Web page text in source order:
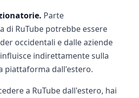
Parte
RuTube potrebbe essere
occidentali e dalle aziende
indirettamente sulla
piattaforma dall'estero.
a RuTube dall'estero, hai